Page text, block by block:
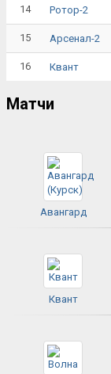
14 Ротор-2
15 Арсенал-2
16 Квант
Матчи
Авангард
Квант